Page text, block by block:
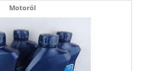
Motoröl